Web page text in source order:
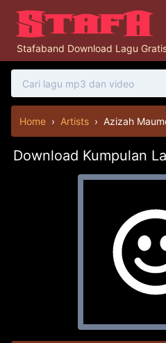
Stafaband Download Lagu
Home › Artists › Azizah
Download Kumpulan